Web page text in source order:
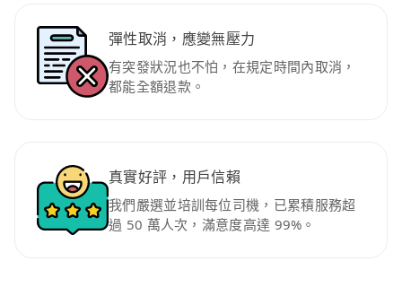
彈性取消，應變無壓力
有突發狀況也不怕，在規定時間內取消，
都能全額退款。
真實好評，用戶信賴
我們嚴選並培訓每位司機，已累積服務超
過 50 萬人次，滿意度高達 99%。